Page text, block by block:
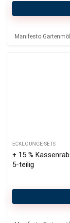
Manifesto
ECKLOUNGE-SETS
+ 15 %
5-teilig